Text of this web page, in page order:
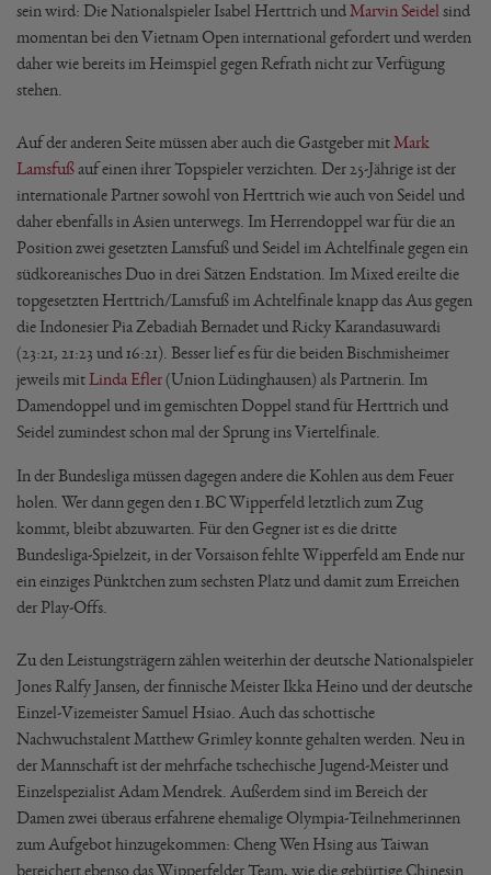
sein wird: Die Nationalspieler Isabel Herttrich undMarvin Seidel sind
momentan bei den Vietnam Open international gefordert und werden
daher wie bereits im Heimspiel gegen Refrath nicht zur Verfügung
stehen.
Auf der anderen Seite müssen aber auch die Gastgeber mitMark
Lamsfußauf einen ihrer Topspieler verzichten. Der 25-Jährige ist der
internationale Partner sowohl von Herttrich wie auch von Seidel und
daher ebenfalls in Asien unterwegs. Im Herrendoppel war für die an
Position zwei gesetzten Lamsfuß und Seidel im Achtelfinale gegen ein
südkoreanisches Duo in drei Sätzen Endstation. Im Mixed ereilte die
topgesetzten Herttrich/Lamsfuß im Achtelfinale knapp das Aus gegen
die Indonesier Pia Zebadiah Bernadet und Ricky Karandasuwardi
(23:21, 21:23 und 16:21). Besser lief es für die beiden Bischmisheimer
jeweils mit Linda Efler(Union Lüdinghausen) als Partnerin. Im
Damendoppel und im gemischten Doppel stand für Herttrich und
Seidel zumindest schon mal der Sprung ins Viertelfinale.
In der Bundesliga müssen dagegen andere die Kohlen aus dem Feuer
holen. Wer dann gegen den 1.BC Wipperfeld letztlich zum Zug
kommt, bleibt abzuwarten. Für den Gegner ist es die dritte
Bundesliga-Spielzeit, in der Vorsaison fehlte Wipperfeld am Ende nur
ein einziges Pünktchen zum sechsten Platz und damit zum Erreichen
der Play-Offs.
Zu den Leistungsträgern zählen weiterhin der deutsche Nationalspieler
Jones Ralfy Jansen, der finnische Meister Ikka Heino und der deutsche
Einzel-Vizemeister Samuel Hsiao. Auch das schottische
Nachwuchstalent Matthew Grimley konnte gehalten werden. Neu in
der Mannschaft ist der mehrfache tschechische Jugend-Meister und
Einzelspezialist Adam Mendrek. Außerdem sind im Bereich der
Damen zwei überaus erfahrene ehemalige Olympia-Teilnehmerinnen
zum Aufgebot hinzugekommen: Cheng Wen Hsing aus Taiwan
bereichert ebenso das Wipperfelder Team, wie die gebürtige Chinesin